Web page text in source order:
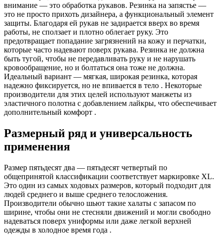
внимание — это обработка рукавов. Резинка на запястье —
это не просто прихоть дизайнера, а функциональный элемент
защиты. Благодаря ей рукав не задирается вверх во время
работы, не сползает и плотно облегает руку. Это
предотвращает попадание загрязнений на кожу и перчатки,
которые часто надевают поверх рукава. Резинка не должна
быть тугой, чтобы не передавливать руку и не нарушать
кровообращение, но и болтаться она тоже не должна.
Идеальный вариант — мягкая, широкая резинка, которая
надежно фиксируется, но не впивается в тело . Некоторые
производители для этих целей используют манжеты из
эластичного полотна с добавлением лайкры, что обеспечивает
дополнительный комфорт .
Размерный ряд и универсальность
применения
Размер пятьдесят два — пятьдесят четвертый по
общепринятой классификации соответствует маркировке XL.
Это один из самых ходовых размеров, который подходит для
людей среднего и выше среднего телосложения.
Производители обычно шьют такие халаты с запасом по
ширине, чтобы они не стесняли движений и могли свободно
надеваться поверх униформы или даже легкой верхней
одежды в холодное время года .